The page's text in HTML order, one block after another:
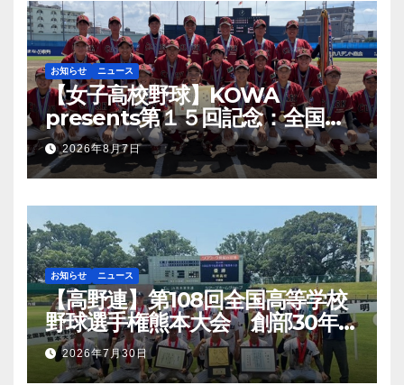
お知らせ ニュース
【女子高校野球】KOWA
presents第１５回記念：全国高
等学校女子硬式野球ユース大会開
幕
2026年8月7日
お知らせ ニュース
【高野連】第108回全国高等学校
野球選手権熊本大会 創部30年有
明高校悲願の初優勝
2026年7月30日